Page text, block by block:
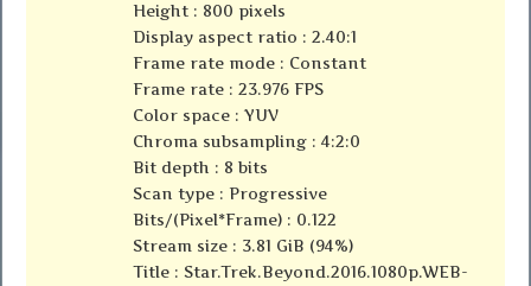
Height : 800 pixels
Display aspect ratio : 2.40:1
Frame rate mode : Constant
Frame rate : 23.976 FPS
Color space : YUV
Chroma subsampling : 4:2:0
Bit depth : 8 bits
Scan type : Progressive
Bits/(Pixel*Frame) : 0.122
Stream size : 3.81 GiB (94%)
Title : Star.Trek.Beyond.2016.1080p.WEB-